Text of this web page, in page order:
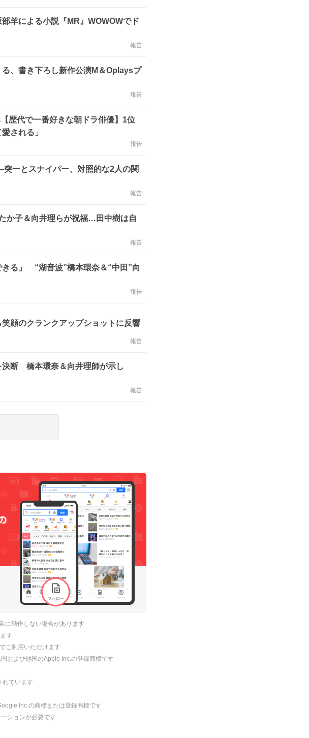
羊による小説『MR』WOWOWでド
報告
、書き下ろし新作公演M＆Oplaysプ
報告
歴代で一番好きな朝ドラ俳優】1位
される」
報告
一とスナイパー、対照的な2人の関
報告
か子＆向井理らが祝福…田中樹は自
報告
きる」 “湖音波”橋本環奈＆“中田”向
報告
顔のクランクアップショットに反響
報告
決断 橋本環奈＆向井理師が示し
報告
に動作しない場合があります
す
ご利用いただけます
および他国のApple Inc.の登録商標です
れています
Inc.の商標または登録商標です
ションが必要です